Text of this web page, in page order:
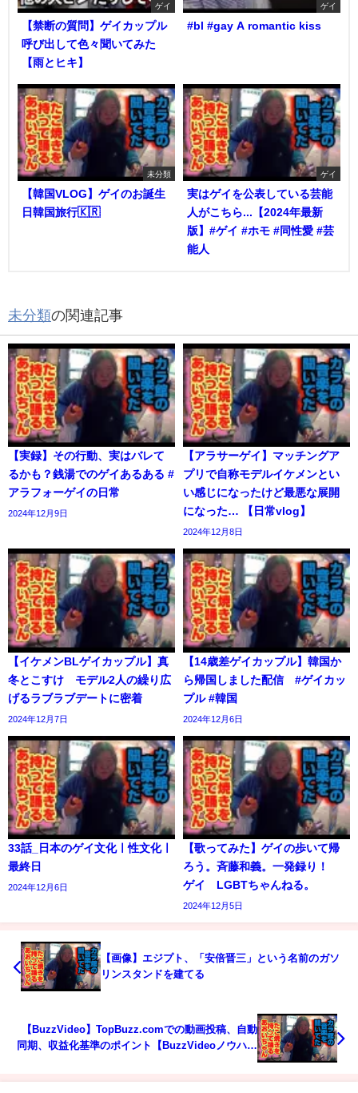
ゲイ
【禁断の質問】ゲイカップル
呼び出して色々聞いてみた
【雨とヒキ】
ゲイ
#bl #gay A romantic kiss
未分類
【韓国VLOG】ゲイのお誕生
日韓国旅行🇰🇷
ゲイ
実はゲイを公表している芸能
人がこちら...【2024年最新
版】#ゲイ #ホモ #同性愛 #芸
能人
未分類の関連記事
【実録】その行動、実はバレて
るかも？銭湯でのゲイあるある #
アラフォーゲイの日常
2024年12月9日
【アラサーゲイ】マッチングア
プリで自称モデルイケメンとい
い感じになったけど最悪な展開
になった… 【日常vlog】
2024年12月8日
【イケメンBLゲイカップル】真
冬とこすけ モデル2人の繰り広
げるラブラブデートに密着
2024年12月7日
【14歳差ゲイカップル】韓国か
ら帰国しました配信 #ゲイカッ
プル #韓国
2024年12月6日
33話_日本のゲイ文化ㅣ性文化ㅣ
最終日
2024年12月6日
【歌ってみた】ゲイの歩いて帰
ろう。斉藤和義。一発録り！
ゲイ LGBTちゃんねる。
2024年12月5日
【画像】エジプト、「安倍晋三」という名前のガソ
リンスタンドを建てる
【BuzzVideo】TopBuzz.comでの動画投稿、自動
同期、収益化基準のポイント【BuzzVideoノウハウ